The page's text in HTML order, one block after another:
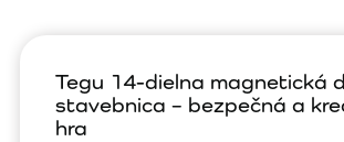
Tegu 14-dielna magnetická
stavebnica – bezpečná a
hra